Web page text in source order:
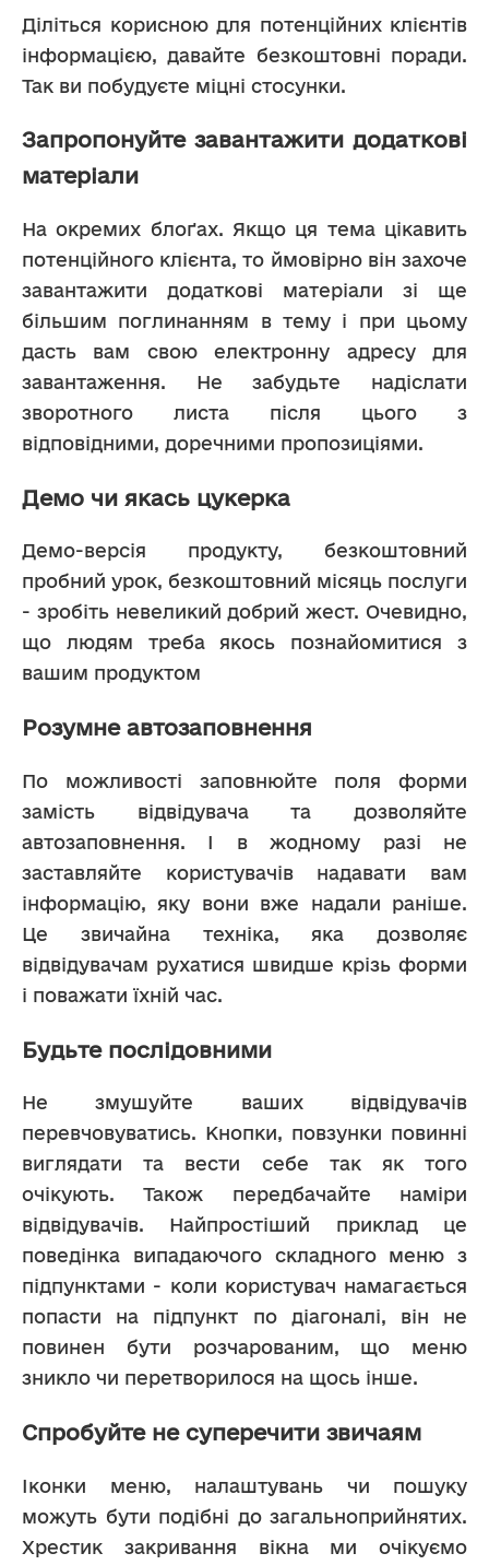
Діліться корисною для потенційних клієнтів
інформацією, давайте безкоштовні поради.
Так ви побудуєте міцні стосунки.
Запропонуйте завантажити додаткові
матеріали
На окремих блоґах. Якщо ця тема цікавить
потенційного клієнта, то ймовірно він захоче
завантажити додаткові матеріали зі ще
більшим поглинанням в тему і при цьому
дасть вам свою електронну адресу для
завантаження. Не забудьте надіслати
зворотного листа після цього з
відповідними, доречними пропозиціями.
Демо чи якась цукерка
Демо-версія продукту, безкоштовний
пробний урок, безкоштовний місяць послуги
- зробіть невеликий добрий жест. Очевидно,
що людям треба якось познайомитися з
вашим продуктом
Розумне автозаповнення
По можливості заповнюйте поля форми
замість відвідувача та дозволяйте
автозаповнення. І в жодному разі не
заставляйте користувачів надавати вам
інформацію, яку вони вже надали раніше.
Це звичайна техніка, яка дозволяє
відвідувачам рухатися швидше крізь форми
і поважати їхній час.
Будьте послідовними
Не змушуйте ваших відвідувачів
перевчовуватись. Кнопки, повзунки повинні
виглядати та вести себе так як того
очікують. Також передбачайте наміри
відвідувачів. Найпростіший приклад це
поведінка випадаючого складного меню з
підпунктами - коли користувач намагається
попасти на підпункт по діагоналі, він не
повинен бути розчарованим, що меню
зникло чи перетворилося на щось інше.
Спробуйте не суперечити звичаям
Іконки меню, налаштувань чи пошуку
можуть бути подібні до загальноприйнятих.
Хрестик закривання вікна ми очікуємо